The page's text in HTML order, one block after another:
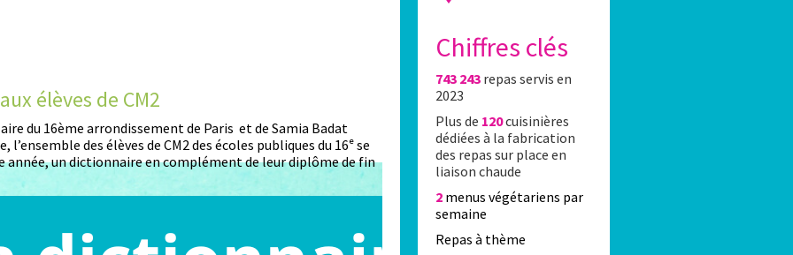
élèves de CM2
du 16ème arrondissement de Paris et de Samia Badat
des élèves de CM2 des écoles publiques du 16ᵉ se
année, un dictionnaire en complément de leur diplôme de fin
Des élèves du 16e réalisent l’affiche Stade
130 élèves du 16e ont été accueillis Lundi 8 juin 2026 au stade Jean-
participation au concours de dessin organisé par la Caisse des
partenariat avec le Stade Français Paris.
Chiffres clés
743 243 repas servis en
2023
Plus de 120cuisinières
dédiées à la fabrication
des repas sur place en
liaison chaude
2menus végétariens par
semaine
Repas à thème